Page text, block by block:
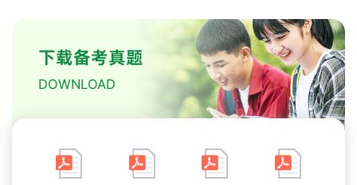
下载备考真题
DOWNLOAD